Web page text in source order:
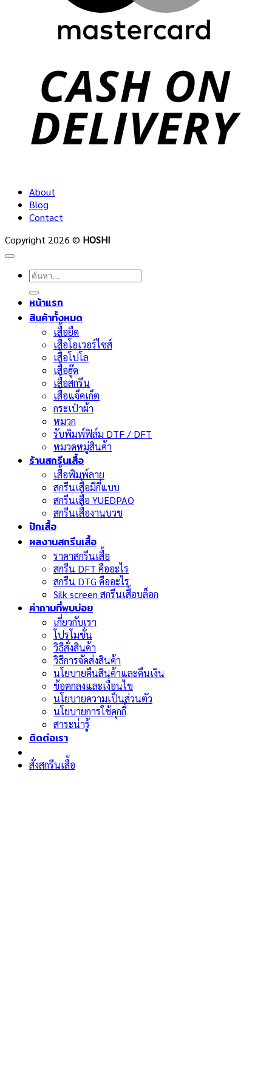
About
Blog
Contact
Copyright 2026 © HOSHI
ค้นหา:
หน้าแรก
สินค้าทั้งหมด
เสื้อยืด
เสื้อโอเวอร์ไซส์
เสื้อโปโล
เสื้อฮู๊ด
เสื้อสกรีน
เสื้อแจ็คเก็ต
กระเป๋าผ้า
หมวก
รับพิมพ์ฟิล์ม DTF / DFT
หมวดหมู่สินค้า
ร้านสกรีนเสื้อ
เสื้อพิมพ์ลาย
สกรีนเสื้อมีกี่แบบ
สกรีนเสื้อ YUEDPAO
สกรีนเสื้องานบวช
ปักเสื้อ
ผลงานสกรีนเสื้อ
ราคาสกรีนเสื้อ
สกรีน DFT คืออะไร
สกรีน DTG คืออะไร
Silk screen สกรีนเสื้อบล็อก
คำถามที่พบบ่อย
เกี่ยวกับเรา
โปรโมชั่น
วิธีสั่งสินค้า
วิธีการจัดส่งสินค้า
นโยบายคืนสินค้าและคืนเงิน
ข้อตกลงและเงื่อนไข
นโยบายความเป็นส่วนตัว
นโยบายการใช้คุกกี้
สาระน่ารู้
ติดต่อเรา
สั่งสกรีนเสื้อ